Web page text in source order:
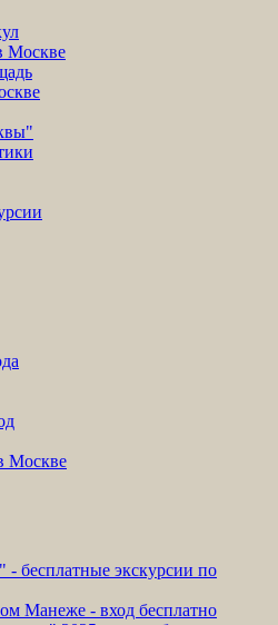
Москве
Москве
- бесплатные экскурсии по
Манеже - вход бесплатно